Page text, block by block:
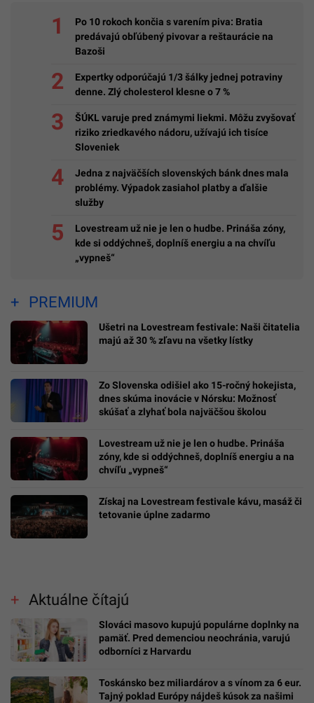
Po 10 rokoch končia s varením piva: Bratia
predávajú obľúbený pivovar a reštaurácie na
Bazoši
Expertky odporúčajú 1/3 šálky jednej potraviny
denne. Zlý cholesterol klesne o 7 %
ŠÚKL varuje pred známymi liekmi. Môžu zvyšovať
riziko zriedkavého nádoru, užívajú ich tisíce
Sloveniek
Jedna z najväčších slovenských bánk dnes mala
problémy. Výpadok zasiahol platby a ďalšie
služby
Lovestream už nie je len o hudbe. Prináša zóny,
kde si oddýchneš, doplníš energiu a na chvíľu
„vypneš“
PREMIUM
Ušetri na Lovestream festivale: Naši čitatelia
majú až 30 % zľavu na všetky lístky
Zo Slovenska odišiel ako 15-ročný hokejista,
dnes skúma inovácie v Nórsku: Možnosť
skúšať a zlyhať bola najväčšou školou
Lovestream už nie je len o hudbe. Prináša
zóny, kde si oddýchneš, doplníš energiu a na
chvíľu „vypneš“
Získaj na Lovestream festivale kávu, masáž či
tetovanie úplne zadarmo
Aktuálne čítajú
Slováci masovo kupujú populárne doplnky na
pamäť. Pred demenciou neochránia, varujú
odborníci z Harvardu
Toskánsko bez miliardárov a s vínom za 6 eur.
Tajný poklad Európy nájdeš kúsok za našimi